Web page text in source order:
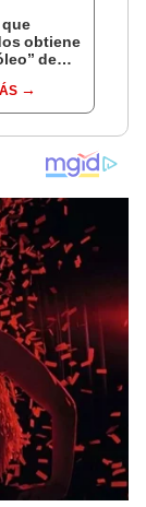
que
obtiene
de